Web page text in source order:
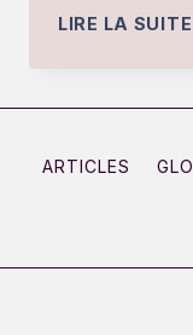
LIRE LA SUITE
ARTICLES